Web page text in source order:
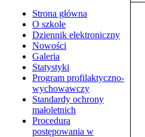
Strona główna
O szkole
Dziennik elektroniczny
Nowości
Galeria
Statystyki
Program profilaktyczno-
wychowawczy
Standardy ochrony
małoletnich
Procedura
postępowania w